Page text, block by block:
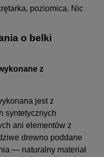
poziomica. Nic
o belki
z
jest z
syntetycznych
ani elementów z
drewno poddane
— naturalny materiał